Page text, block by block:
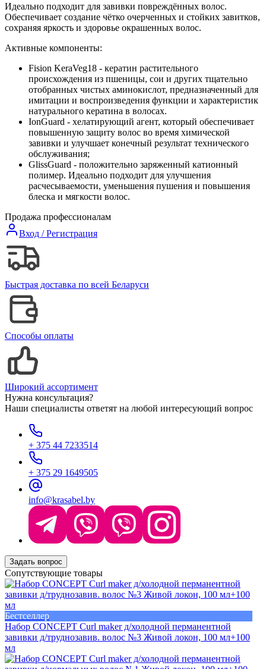
Идеально подходит для завивки повреждённых волос.
Обеспечивает создание чётко очерченных и стойких завитков,
сохраняя яркость и здоровье окрашенных волос.
Активные компоненты:
Fision KeraVeg18 - кератин растительного
происхождения из пшеницы, сои и других тщательно
отобранных чистых аминокислот, предназначенный для
имитации и воспроизведения функции и характеристик
натурального кератина в волосах.
IonGuard - хелатирующий агент, который обеспечивает
повышенную защиту волос во время химической
завивки и улучшает конечный результат технического
обслуживания;
GlissGuard - положительно заряженный катионный
полимер. Идеально подходит для улучшения
расчесываемости, уменьшения пушения и повышения
блеска и мягкости волос.
Продажа профессионалам
Вход / Регистрация
Быстрая доставка по всей Беларуси
Способы оплаты
Широкий ассортимент
Нужна консультация?
Наши специалисты ответят на любой интересующий вопрос
+ 375 44 7233514
+ 375 29 1649505
info@krasabel.by
Задать вопрос
Сопутствующие товары
Бестселлер
Набор CONCEPT Curl maker д/холодной перманентной
завивки д/труднозавив. волос №3 Живой локон, 100 мл+100
мл